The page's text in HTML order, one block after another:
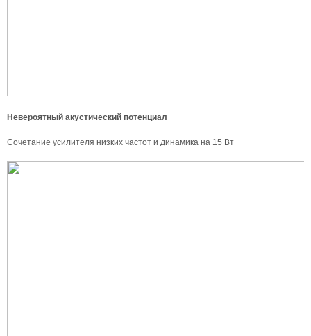
Невероятный акустический потенциал
Сочетание усилителя низких частот и динамика на 15 Вт